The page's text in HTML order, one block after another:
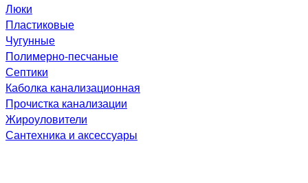
Люки
Пластиковые
Чугунные
Полимерно-песчаные
Септики
Каболка канализационная
Прочистка канализации
Жироуловители
Сантехника и аксессуары